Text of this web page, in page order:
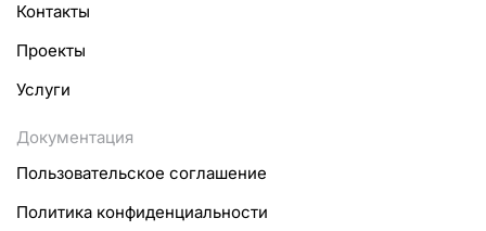
Контакты
Проекты
Услуги
Документация
Пользовательское соглашение
Политика конфиденциальности